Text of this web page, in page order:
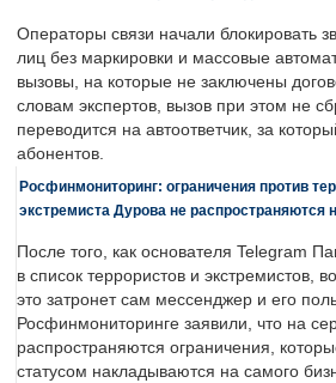
Операторы связи начали блокировать
лиц без маркировки и массовые
вызовы, на которые не заключены
словам экспертов, вызов при этом не
переводится на автоответчик, за
абонентов.
Росфинмониторинг: ограничения против
экстремиста Дурова не распространяются
После того, как основателя Telegram
в список террористов и экстремистов,
это затронет сам мессенджер и его
Росфинмониторинге заявили, что на
распространяются ограничения,
статусом накладываются на самого